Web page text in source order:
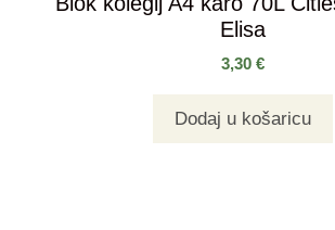
Elisa
3,30 €
Dodaj u košaricu